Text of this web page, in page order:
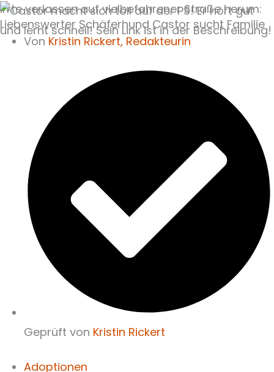
Irrte verlassen auf vielbefahrener Straße herum:
Liebenswerter Schäferhund Castor sucht Familie
Von Kristin Rickert, Redakteurin
Geprüft von Kristin Rickert
Adoptionen